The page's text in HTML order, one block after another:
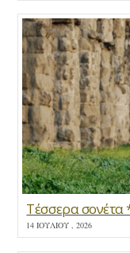
Τέσσερα σονέτα
14 ΙΟΥΛΊΟΥ , 2026